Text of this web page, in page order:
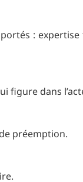
: expertise
figure dans
préemption.